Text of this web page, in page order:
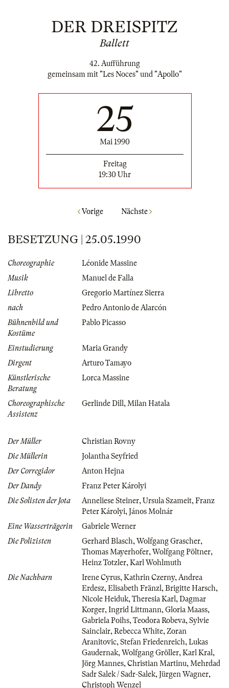
DER DREISPITZ
Ballett
42. Aufführung
gemeinsam mit "Les Noces" und "Apollo"
25
Mai 1990
Freitag
19:30 Uhr
Vorige Nächste
BESETZUNG | 25.05.1990
Choreographie
Léonide Massine
Musik
Manuel de Falla
Libretto
Gregorio Martínez Sierra
nach
Pedro Antonio de Alarcón
Bühnenbild und
Kostüme
Pablo Picasso
Einstudierung
Maria Grandy
Dirgent
Arturo Tamayo
Künstlerische
Beratung
Lorca Massine
Choreographische
Assistenz
Gerlinde Dill , Milan Hatala
Der Müller
Christian Rovny
Die Müllerin
Jolantha Seyfried
Der Corregidor
Anton Hejna
Der Dandy
Franz Peter Károlyi
Die Solisten der Jota
Anneliese Steiner, Ursula Szameit, Franz
Peter Károlyi, János Molnár
Eine Wasserträgerin
Gabriele Werner
Die Polizisten
Gerhard Blasch, Wolfgang Grascher,
Thomas Mayerhofer, Wolfgang Pöltner,
Heinz Totzler, Karl Wohlmuth
Die Nachbarn
Irene Cyrus, Kathrin Czerny, Andrea
Erdesz, Elisabeth Fränzl , Brigitte Harsch,
Nicole Heiduk, Theresia Karl , Dagmar
Korger, Ingrid Littmann, Gloria Maass,
Gabriela Poihs, Teodora Robeva, Sylvie
Sainclair, Rebecca White, Zoran
Aranitovic, Stefan Friedenreich, Lukas
Gaudernak, Wolfgang Gröller, Karl Kral ,
Jörg Mannes, Christian Martinu, Mehrdad
Sadr Salek / Sadr-Salek, Jürgen Wagner,
Christoph Wenzel